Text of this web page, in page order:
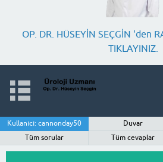
OP. DR. HÜSEYİN SEÇGİN 'den
TIKLAYINIZ.
Kullanıcı: cannonday50 Duvar
Tüm sorular
Tüm cevaplar